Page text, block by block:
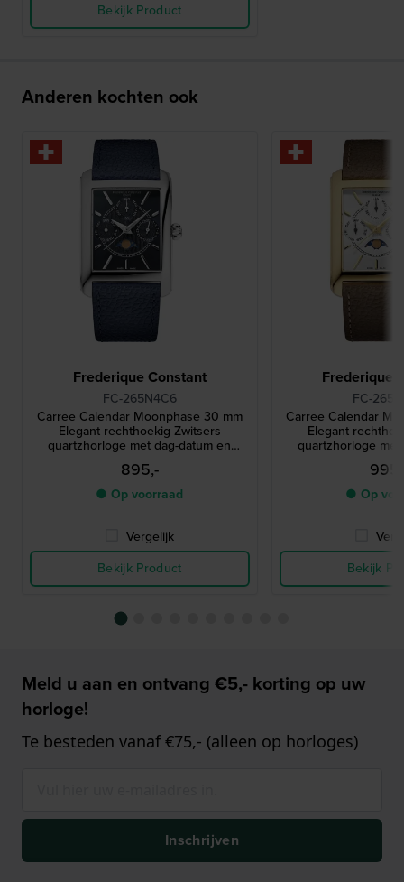
Bekijk Product
Anderen kochten ook
Frederique Constant
FC-265N4C6
Carree Calendar Moonphase 30 mm
Elegant rechthoekig Zwitsers
quartzhorloge met dag-datum en
maanfase
895,-
● Op voorraad
Vergelijk
Bekijk Product
Frederique
FC-
Carree Calendar
Elegant
quartzhorloge met
● Op
Bekijk
Meld u aan en ontvang €5,- korting op uw
horloge!
Te besteden vanaf €75,- (alleen op horloges)
Inschrijven